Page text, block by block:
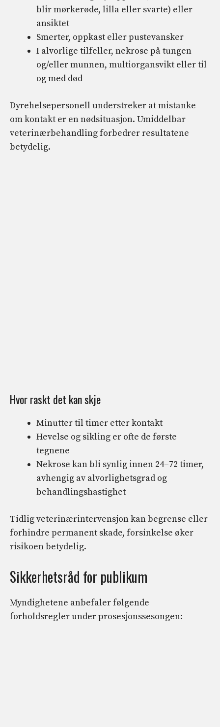
blir mørkerøde, lilla eller svarte) eller
ansiktet
Smerter, oppkast eller pustevansker
I alvorlige tilfeller, nekrose på tungen
og/eller munnen, multiorgansvikt eller til
og med død
Dyrehelsepersonell understreker at mistanke
om kontakt er en nødsituasjon. Umiddelbar
veterinærbehandling forbedrer resultatene
betydelig.
Hvor raskt det kan skje
Minutter til timer etter kontakt
Hevelse og sikling er ofte de første
tegnene
Nekrose kan bli synlig innen 24–72 timer,
avhengig av alvorlighetsgrad og
behandlingshastighet
Tidlig veterinærintervensjon kan begrense eller
forhindre permanent skade, forsinkelse øker
risikoen betydelig.
Sikkerhetsråd for publikum
Myndighetene anbefaler følgende
forholdsregler under prosesjonssesongen: